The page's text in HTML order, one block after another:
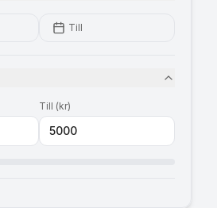
Till
Till (kr)